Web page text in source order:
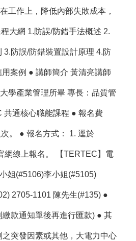
工作上，降低內部失敗成本，
大網 1.防誤/防錯手法概述 2.
3.防誤/防錯裝置設計原理 4.防
案例 ● 講師簡介 黃清亮講師
學產業管理所畢 專長：品質管
共通核心職能課程 ● 報名費
。 ● 報名方式： 1. 逕於
網線上報名。 【TERTEC】電
姐(#5106)李小姐(#5105)
2705-1101 陳先生(#135) ●
款通知單後再進行匯款) ● 其
突發因素或其他，大電力中心